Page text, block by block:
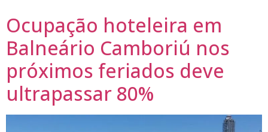
Ocupação hoteleira em
Balneário Camboriú nos
próximos feriados deve
ultrapassar 80%